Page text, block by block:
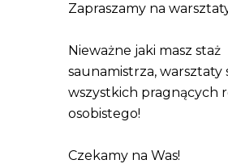
Zapraszamy na
Nieważne jaki masz staż
saunamistrza, warsztaty
wszystkich pragnących
osobistego!
Czekamy na Was!